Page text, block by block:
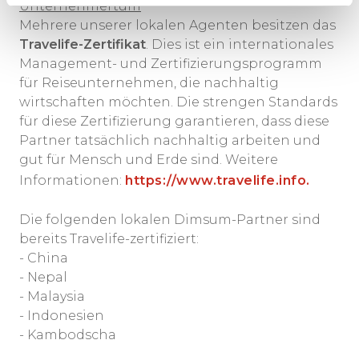
Unternehmertum
Mehrere unserer lokalen Agenten besitzen das
Travelife-Zertifikat. Dies ist ein internationales
Management- und Zertifizierungsprogramm
für Reiseunternehmen, die nachhaltig
wirtschaften möchten. Die strengen Standards
für diese Zertifizierung garantieren, dass diese
Partner tatsächlich nachhaltig arbeiten und
gut für Mensch und Erde sind. Weitere
Informationen: https://www.travelife.info.
Die folgenden lokalen Dimsum-Partner sind
bereits Travelife-zertifiziert:
- China
- Nepal
- Malaysia
- Indonesien
- Kambodscha